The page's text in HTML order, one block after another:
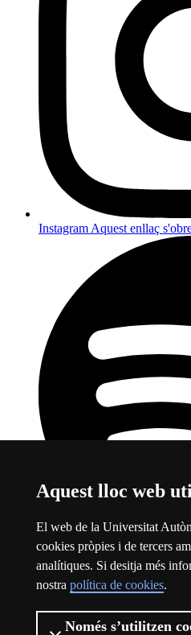
Aquest lloc web
El web de la Universitat
cookies pròpies i de tercers
analítiques. Si desitja més
nostra política de cookies.
Només s’utilitzen
Instagram Aquest enllaç
SpotifyAquest enllaç s'obre
Sobre el web
Logotip de la Universitat Autònoma